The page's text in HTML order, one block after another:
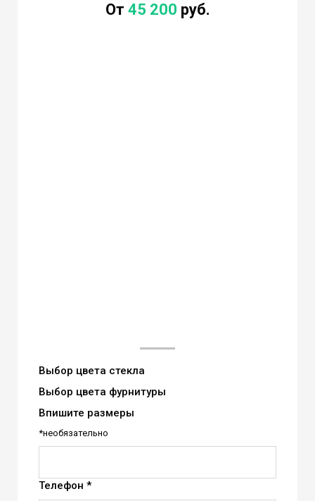
От 45 200 руб.
Выбор цвета стекла
Выбор цвета фурнитуры
Впишите размеры
*необязательно
Телефон *